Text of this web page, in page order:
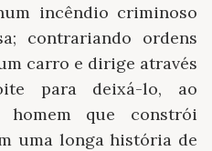
incêndio criminoso
contrariando ordens
carro e dirige através
para deixá-lo, ao
homem que constrói
uma longa história de